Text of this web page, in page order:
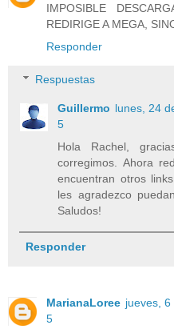
IMPOSIBLE
REDIRIGE A MEGA,
Responder
Respuestas
Guillermo lunes, 24
5
Hola Rachel,
corregimos. Ahora
encuentran otros
les agradezco
Saludos!
Responder
MarianaLoree jueves,
5